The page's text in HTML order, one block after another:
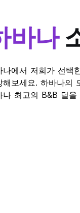
바나
나에서 저희가 선택
해보세요. 하바나의
나 최고의 B&B 딜